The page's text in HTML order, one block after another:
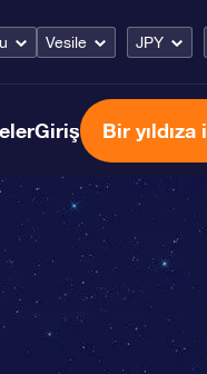
Vesile JPY
Giriş Bir